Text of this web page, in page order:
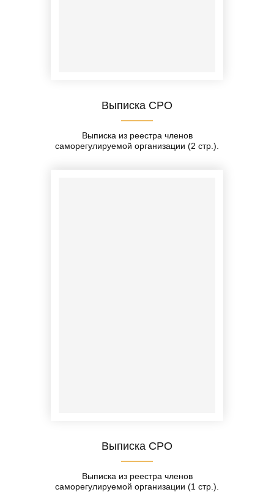
Выписка СРО
Выписка из реестра членов
саморегулируемой организации (2 стр.).
Выписка СРО
Выписка из реестра членов
саморегулируемой организации (1 стр.).